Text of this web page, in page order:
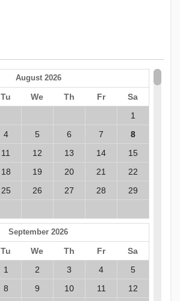
August 2026
Tu We Th Fr
Sa
1
4 5 6 7
8
11 12 13 14
15
18 19 20 21
22
25 26 27 28
29
September 2026
Tu We Th Fr
Sa
1
2 3 4
5
8 9 10 11 12